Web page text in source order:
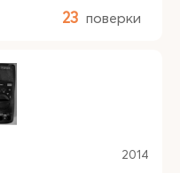
23 поверки
2014